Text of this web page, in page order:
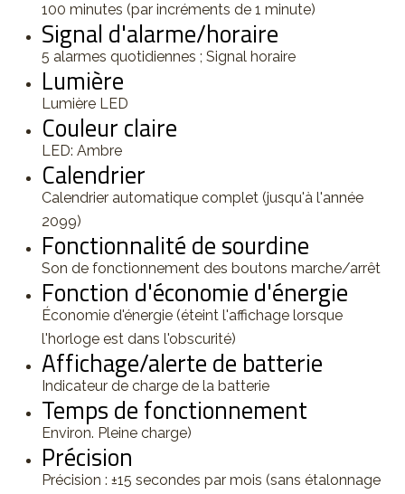
100 minutes (par incréments de 1 minute)
Signal d'alarme/horaire
5 alarmes quotidiennes ; Signal horaire
Lumière
Lumière LED
Couleur claire
LED: Ambre
Calendrier
Calendrier automatique complet (jusqu'à l'année
2099)
Fonctionnalité de sourdine
Son de fonctionnement des boutons marche/arrêt
Fonction d'économie d'énergie
Économie d'énergie (éteint l'affichage lorsque
l'horloge est dans l'obscurité)
Affichage/alerte de batterie
Indicateur de charge de la batterie
Temps de fonctionnement
Environ. Pleine charge)
Précision
Précision : ±15 secondes par mois (sans étalonnage